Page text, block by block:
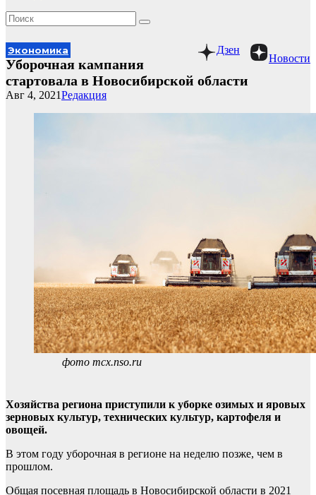
Новости
Дзен
Экономика
Уборочная кампания
стартовала в Новосибирской области
Редакция
Авг 4, 2021
фото mcx.nso.ru
Хозяйства региона приступили к уборке озимых и яровых
зерновых культур, технических культур, картофеля и
овощей.
В этом году уборочная в регионе на неделю позже, чем в
прошлом.
Общая посевная площадь в Новосибирской области в 2021